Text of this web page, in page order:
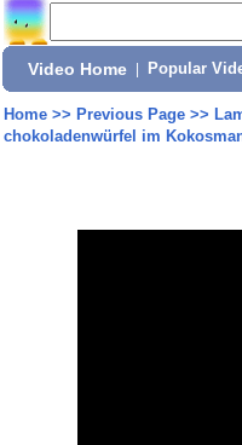
Video Home Popular
Home>> Previous Page>>
chokoladenwürfel im